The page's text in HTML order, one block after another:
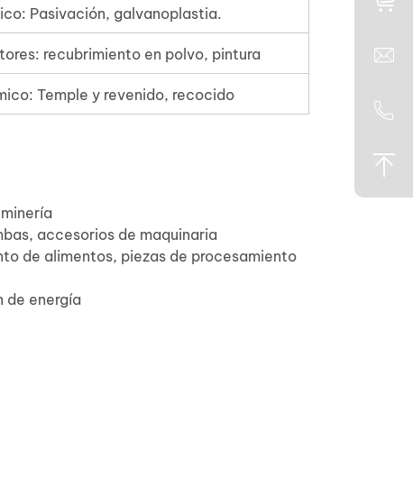
Pasivación, galvanoplastia.
recubrimiento en polvo, pintura
Temple y revenido, recocido
accesorios de maquinaria
de alimentos, piezas de procesamiento
de energía